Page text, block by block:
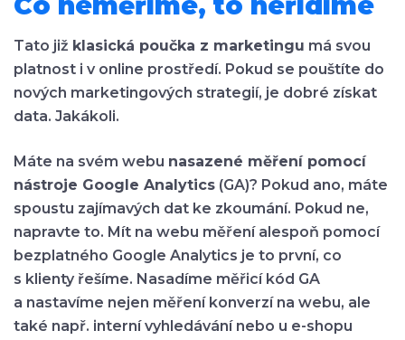
Tato již klasická poučka z marketingu má svou
platnost i v online prostředí. Pokud se pouštíte do
nových marketingových strategií, je dobré získat
data. Jakákoli.
Máte na svém webu nasazené měření pomocí
nástroje Google Analytics (GA)? Pokud ano, máte
spoustu zajímavých dat ke zkoumání. Pokud ne,
napravte to. Mít na webu měření alespoň pomocí
bezplatného Google Analytics je to první, co
s klienty řešíme. Nasadíme měřicí kód GA
a nastavíme nejen měření konverzí na webu, ale
také např. interní vyhledávání nebo u e-shopu